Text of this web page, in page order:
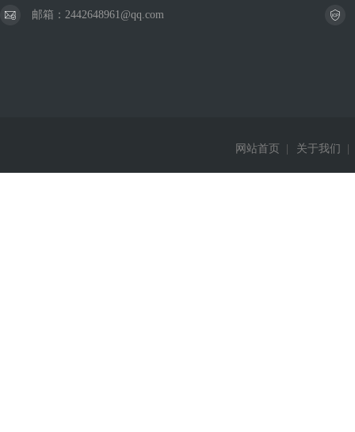
邮箱：2442648961@qq.com
网站首页 关于我们